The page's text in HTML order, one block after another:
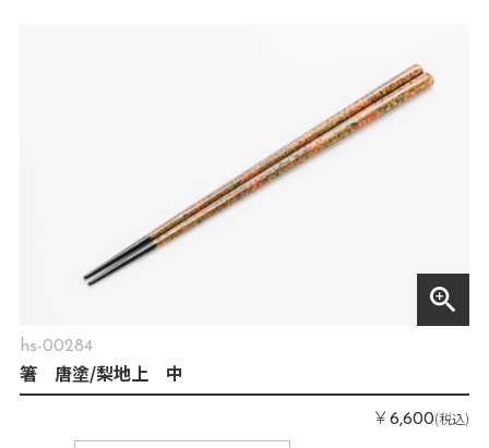
zoom_in
hs-00284
箸 唐塗/梨地上 中
￥6,600(税込)